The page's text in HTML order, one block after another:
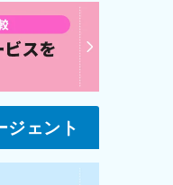
ジェント